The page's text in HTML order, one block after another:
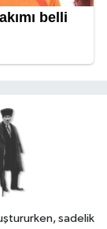
sadelik